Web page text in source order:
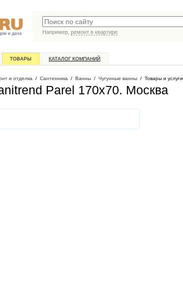
и дача
Например, ремонт в квартире
ТОВАРЫ КАТАЛОГ КОМПАНИЙ
и отделка / Сантехника / Ванны / Чугунные ванны / Товары и услуги
Parel 170х70. Москва